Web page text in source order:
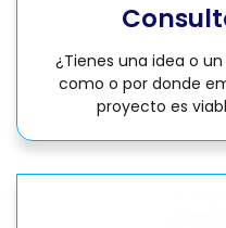
¿Tienes una idea o
como o por donde
proyecto es